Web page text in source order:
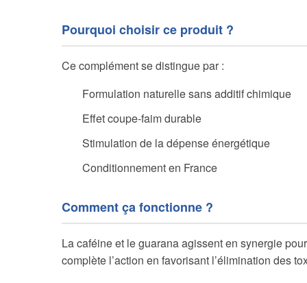
Pourquoi choisir ce produit ?
Ce complément se distingue par :
Formulation naturelle sans additif chimique
Effet coupe-faim durable
Stimulation de la dépense énergétique
Conditionnement en France
Comment ça fonctionne ?
La caféine et le guarana agissent en synergie
complète l’action en favorisant l’élimination des